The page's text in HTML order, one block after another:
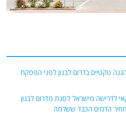
טקטיים בדרום לבנון לפני הפסקת
לדרישה מישראל לסגת מדרום לבנון
הדמים הכבד ששלמה